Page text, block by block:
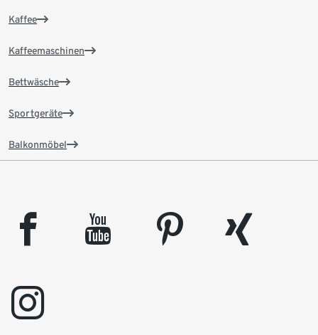
Kaffee
Kaffeemaschinen
Bettwäsche
Sportgeräte
Balkonmöbel
facebook youtube pinterest
xing
instagram